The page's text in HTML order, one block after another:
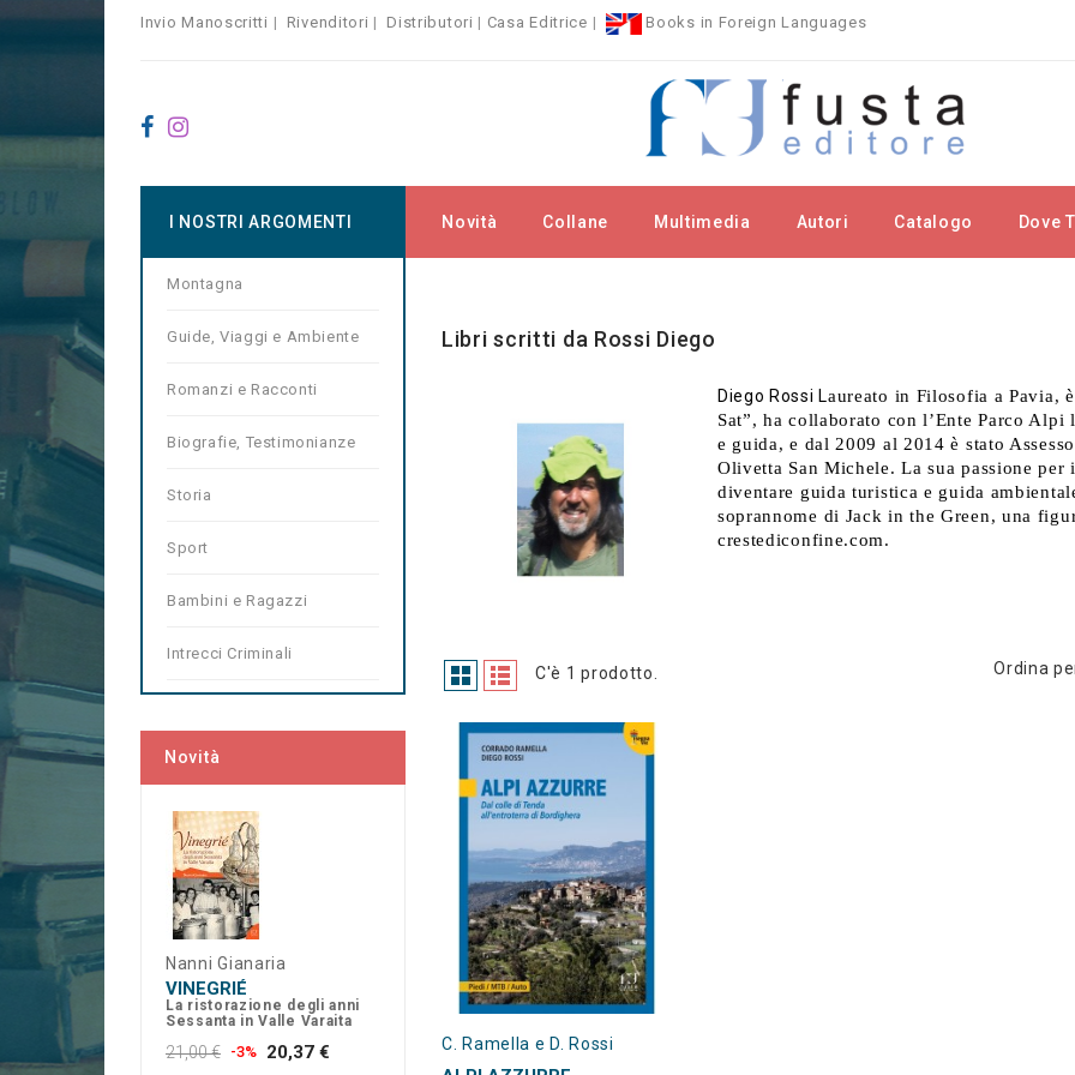
Invio Manoscritti | Rivenditori | Distributori | Casa Editrice | Books in Foreign Languages
Novità Collane Multimedia Autori Catalogo Dove
I NOSTRI ARGOMENTI
Montagna
Guide, Viaggi e Ambiente
Romanzi e Racconti
Biografie, Testimonianze
Storia
Sport
Bambini e Ragazzi
Intrecci Criminali
Novità
Nanni Gianaria
VINEGRIÉ
La ristorazione degli anni
Sessanta in Valle Varaita
21,00 € -3% 20,37 €
Libri scritti da Rossi Diego
Diego Rossi Laureato in Filosofia a Pavia,
Sat”, ha collaborato con l’Ente Parco
e guida, e dal 2009 al 2014 è stato
Olivetta San Michele. La sua passione
diventare guida turistica e guida
soprannome di Jack in the Green, una
crestediconfine.com.
C'è 1 prodotto. Ordina
C. Ramella e D. Rossi